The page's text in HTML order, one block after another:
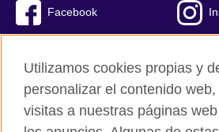
Facebook
Utilizamos cookies propias y
personalizar el contenido
visitas a nuestras páginas